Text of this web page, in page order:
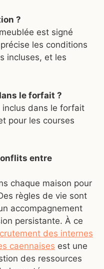
?
est signé
les conditions
incluses, et les
le forfait ?
inclus dans le forfait
pour les courses
entre
chaque maison pour
règles de vie sont
accompagnement
persistante. À ce
des internes
caennaises est une
des ressources